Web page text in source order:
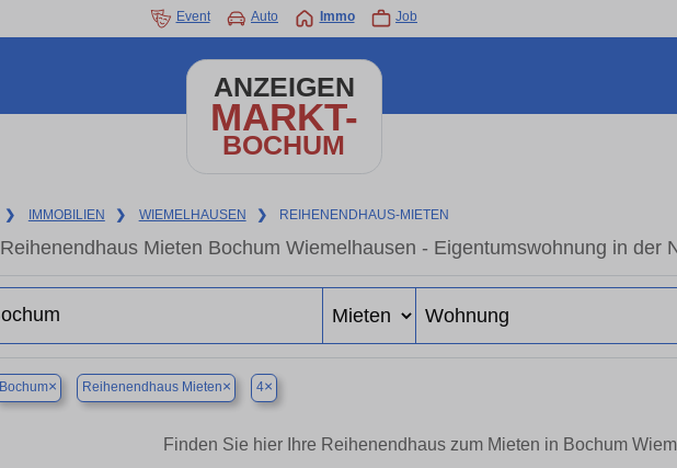
Event Auto Immo Job
ANZEIGEN
MARKT-
BOCHUM
❯ IMMOBILIEN ❯ WIEMELHAUSEN ❯ REIHENENDHAUS-MIETEN
Reihenendhaus Mieten Bochum Wiemelhausen - Eigentumswohnung in der
Bochum× Reihenendhaus Mieten× 4×
Finden Sie hier Ihre Reihenendhaus zum Mieten in Bochum